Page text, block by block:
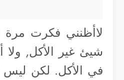
لاأظنني فكرت مرة
شيئ غير الأكل,
في الأكل. لكن ليس